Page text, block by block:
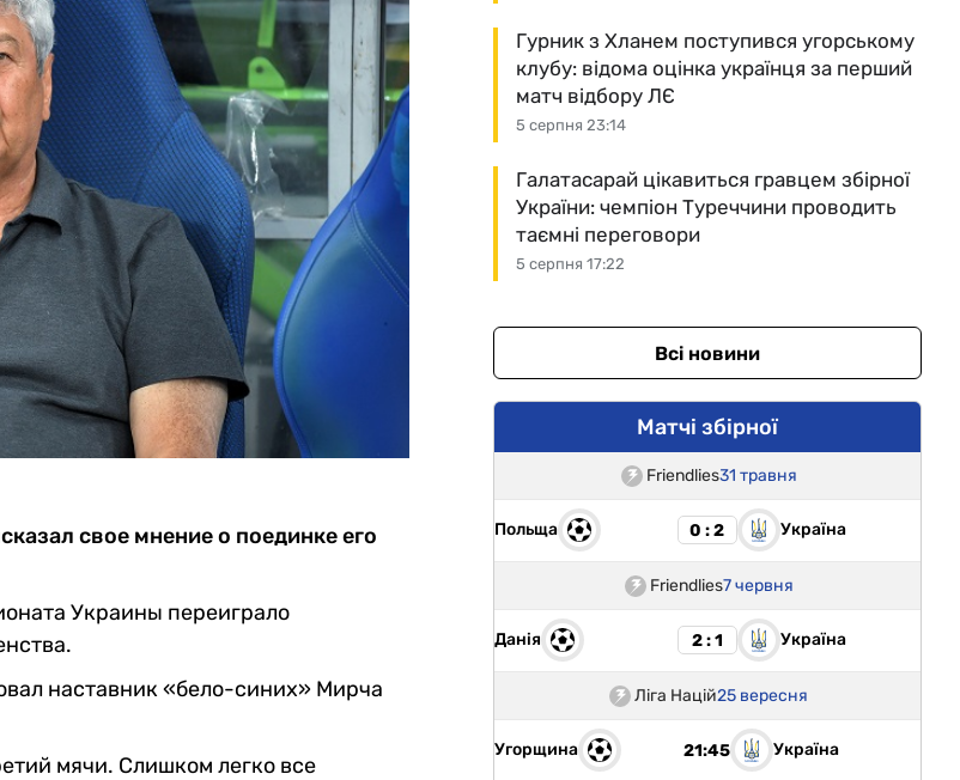
свое мнение о поединке его
Украины переиграло
наставник «бело-синих» Мирча
мячи. Слишком легко все
5 серпня 23:14
Гурник з Хланем поступився угорському
клубу: відома оцінка українця за перший
матч відбору ЛЄ
5 серпня 17:22
Галатасарай цікавиться гравцем збірної
України: чемпіон Туреччини проводить
таємні переговори
Всі новини
Матчі збірної
Friendlies31 травня
Польща 0 : 2 Україна
Friendlies7 червня
Данія 2 : 1 Україна
Ліга Націй25 вересня
Угорщина 21:45 Україна